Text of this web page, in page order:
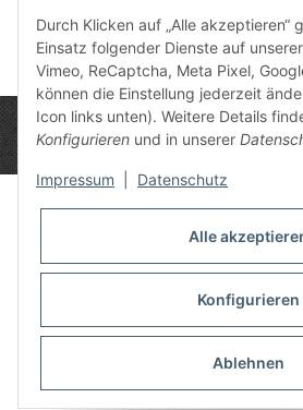
Datenschutz-Einstellungen
Durch Klicken auf „Alle akzeptieren“
Einsatz folgender Dienste auf
Vimeo, ReCaptcha, Meta Pixel,
können die Einstellung jederzeit
Icon links unten). Weitere Details
Konfigurieren und in unserer
Impressum Datenschutz
Alle
Konfigurieren
Ablehnen